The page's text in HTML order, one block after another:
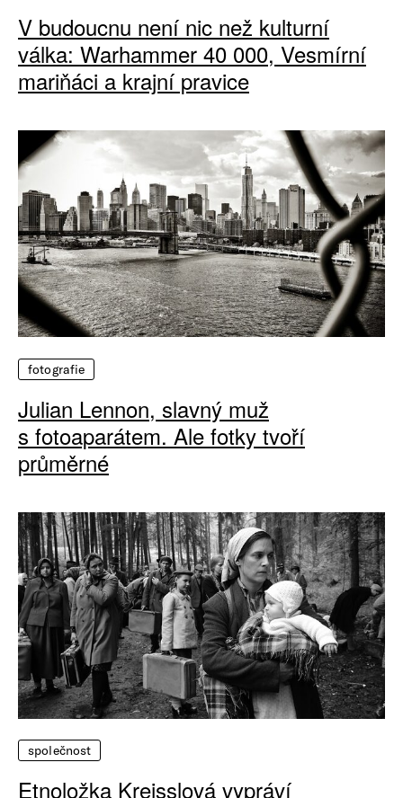
V budoucnu není nic než kulturní
válka: Warhammer 40 000, Vesmírní
mariňáci a krajní pravice
fotografie
Julian Lennon, slavný muž
s fotoaparátem. Ale fotky tvoří
průměrné
společnost
Etnoložka Kreisslová vypráví